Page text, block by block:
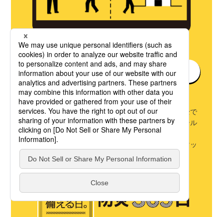
避難
分散避難とは
避難所に行くことだけが避難ではありません。避難と
は、「難」を逃れることが目的です。自分の家が安全で
ないならば、避難所以外の親戚の家、友達の家、ホテル
も避難先の候補として考えておきましょう。
また、それらの場所に危険がないことも、ハザードマッ
プで確認しておきましょう。